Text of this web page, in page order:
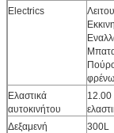
Electrics
Ελαστικά
αυτοκινήτου
12.00
Δεξαμενή
300L